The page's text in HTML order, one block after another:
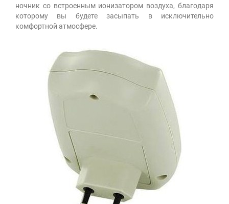
ночник со встроенным ионизатором воздуха, благодаря
которому вы будете засыпать в исключительно
комфортной атмосфере.